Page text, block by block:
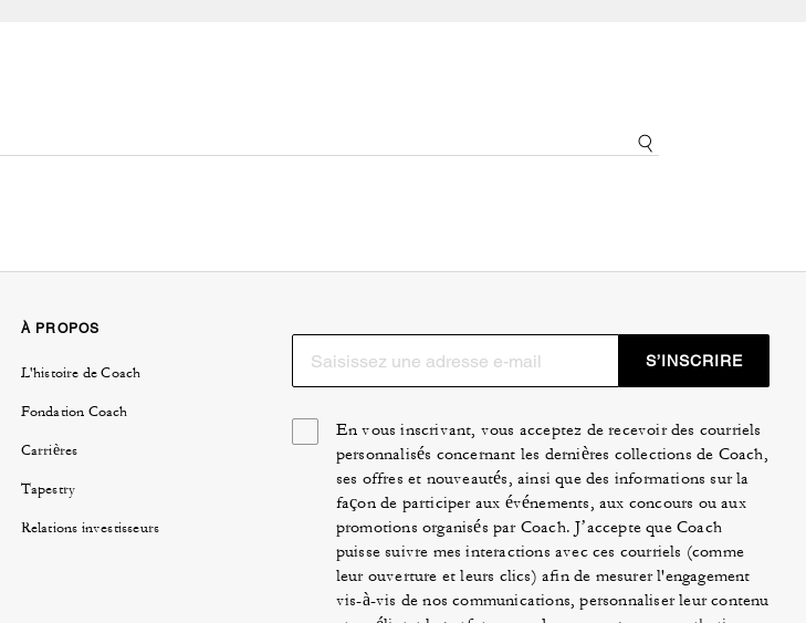
À PROPOS
L'histoire de Coach
Fondation Coach
Carrières
Tapestry
Relations investisseurs
S’INSCRIRE
En vous inscrivant, vous acceptez de recevoir des courriels
personnalisés concernant les dernières collections de Coach,
ses offres et nouveautés, ainsi que des informations sur la
façon de participer aux événements, aux concours ou aux
promotions organisés par Coach. J’accepte que Coach
puisse suivre mes interactions avec ces courriels (comme
leur ouverture et leurs clics) afin de mesurer l'engagement
vis-à-vis de nos communications, personnaliser leur contenu